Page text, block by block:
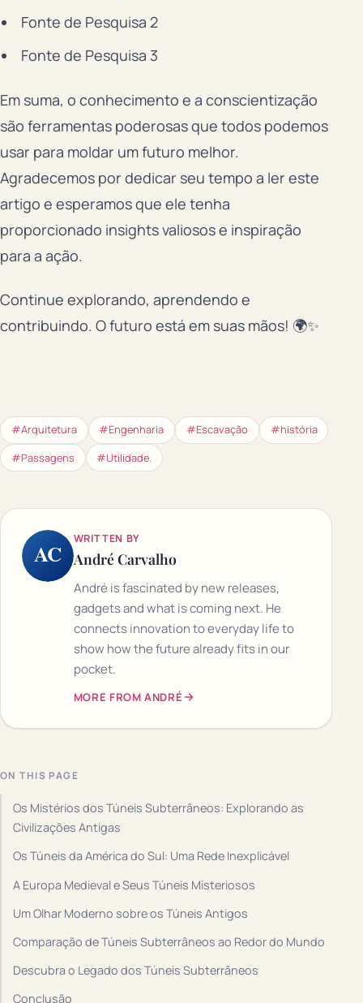
Fonte de Pesquisa 2
Fonte de Pesquisa 3
Em suma, o conhecimento e a conscientização
são ferramentas poderosas que todos podemos
usar para moldar um futuro melhor.
Agradecemos por dedicar seu tempo a ler este
artigo e esperamos que ele tenha
proporcionado insights valiosos e inspiração
para a ação.
Continue explorando, aprendendo e
contribuindo. O futuro está em suas mãos! 🌍✨
#Arquitetura #Engenharia #Escavação
#história
#Passagens
#Utilidade.
AC
WRITTEN BY
André Carvalho
André is fascinated by new releases,
gadgets and what is coming next. He
connects innovation to everyday life to
show how the future already fits in our
pocket.
MORE FROM ANDRÉ
ON THIS PAGE
Os Mistérios dos Túneis Subterrâneos: Explorando as
Civilizações Antigas
Os Túneis da América do Sul: Uma Rede Inexplicável
A Europa Medieval e Seus Túneis Misteriosos
Um Olhar Moderno sobre os Túneis Antigos
Comparação de Túneis Subterrâneos ao Redor do Mundo
Descubra o Legado dos Túneis Subterrâneos
Conclusão